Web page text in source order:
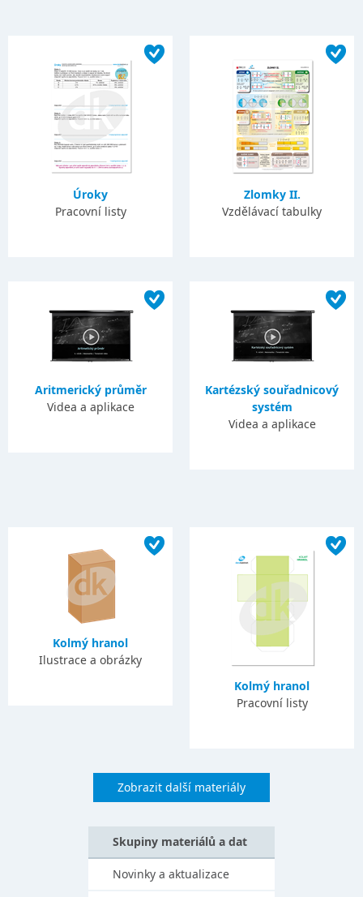
Úroky
Pracovní listy
Zlomky II.
Vzdělávací tabulky
Aritmerický průměr
Videa a aplikace
Kartézský souřadnicový
systém
Videa a aplikace
Kolmý hranol
Ilustrace a obrázky
Kolmý hranol
Pracovní listy
Zobrazit další materiály
Skupiny materiálů a dat
Novinky a aktualizace